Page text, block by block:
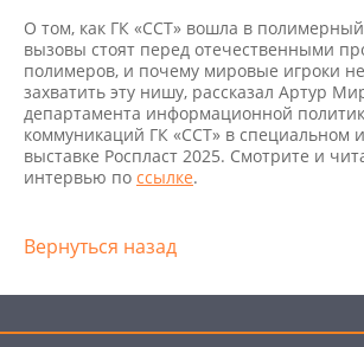
О том, как ГК «ССТ» вошла в полимерный
вызовы стоят перед отечественными
полимеров, и почему мировые игроки
захватить эту нишу, рассказал Артур
департамента информационной
коммуникаций ГК «ССТ» в специальном
выставке Роспласт 2025. Смотрите и
интервью по ссылке.
Вернуться назад